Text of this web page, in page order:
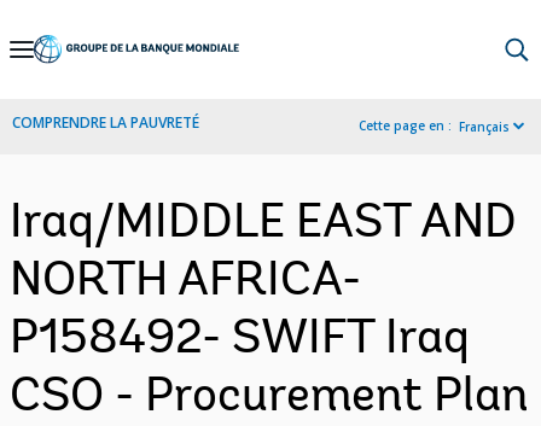
Skip
Navigation
COMPRENDRE LA PAUVRETÉ Cette page en : Français
Iraq/MIDDLE EAST AND
NORTH AFRICA-
P158492- SWIFT Iraq
CSO - Procurement Plan